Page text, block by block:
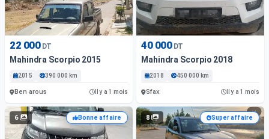
22 000 DT
Mahindra Scorpio 2015
2015 390 000 km
Ben arous Il y a 1 mois
40 000 DT
Mahindra Scorpio 2018
2018 450 000 km
Sfax Il y a 1 mois
6 Bonne affaire 8 Super affaire